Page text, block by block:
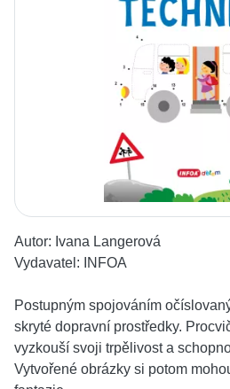
Autor: Ivana Langerová
Vydavatel:
INFOA
Postupným spojováním
skryté dopravní prostředky.
vyzkouší svoji trpělivost a
Vytvořené obrázky si potom